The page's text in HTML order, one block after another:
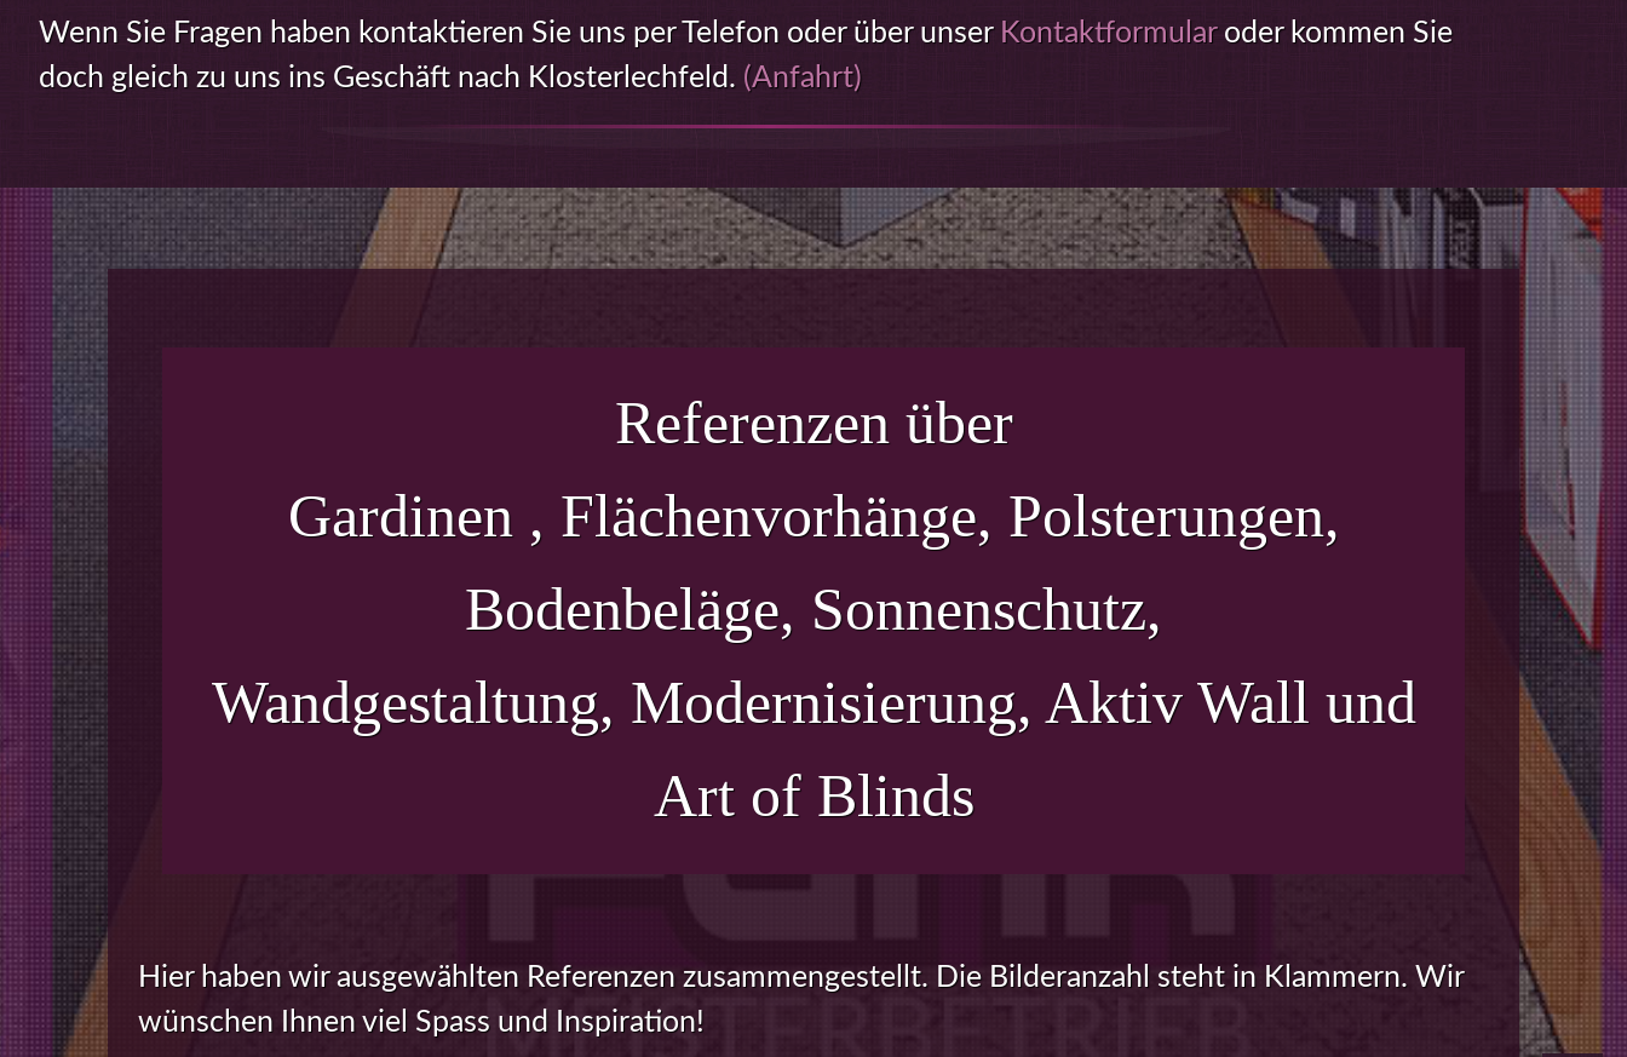
Wenn Sie Fragen haben kontaktieren Sie uns per Telefon oder über unser Kontaktformularoder kommen Sie
doch gleich zu uns ins Geschäft nach Klosterlechfeld. (Anfahrt)
Referenzen über
Gardinen , Flächenvorhänge, Polsterungen,
Bodenbeläge, Sonnenschutz,
Wandgestaltung, Modernisierung, Aktiv Wall und
Art of Blinds
Hier haben wir ausgewählten Referenzen zusammengestellt. Die Bilderanzahl steht in Klammern. Wir
wünschen Ihnen viel Spass und Inspiration!